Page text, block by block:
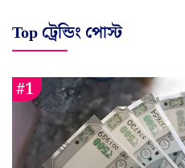
Top ট্রেন্ডিং পোস্ট